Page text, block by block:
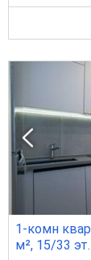
1-комн
м², 15/33 эт.